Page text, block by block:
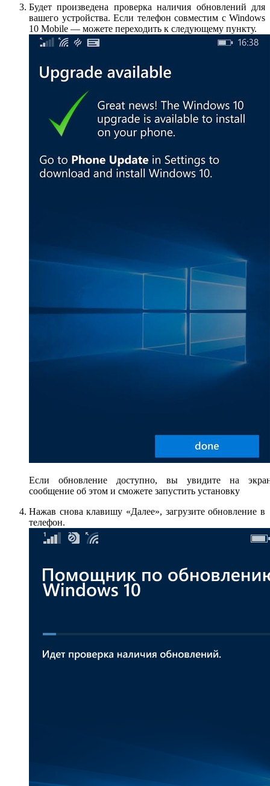
Будет произведена проверка наличия обновлений для
вашего устройства. Если телефон совместим с Windows
10 Mobile — можете переходить к следующему пункту.
Если обновление доступно, вы увидите на
сообщение об этом и сможете запустить установку
Нажав снова клавишу «Далее», загрузите обновление в
телефон.